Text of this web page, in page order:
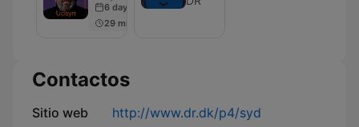
6 days ago
29 min
Contactos
Sitio web http://www.dr.dk/p4/syd